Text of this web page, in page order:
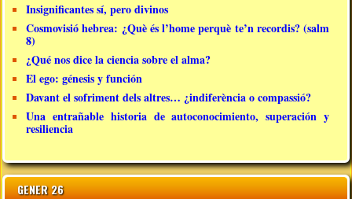
Insignificantes sí, pero divinos
Cosmovisió hebrea: ¿Què és l’home perquè te’n recordis? (salm
8)
¿Qué nos dice la ciencia sobre el alma?
El ego: génesis y función
Davant el sofriment dels altres… ¿indiferència o compassió?
Una entrañable historia de autoconocimiento, superación y
resiliencia
GENER 26